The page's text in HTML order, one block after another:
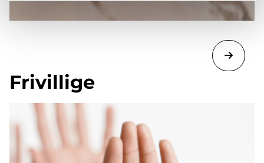
Frivillige